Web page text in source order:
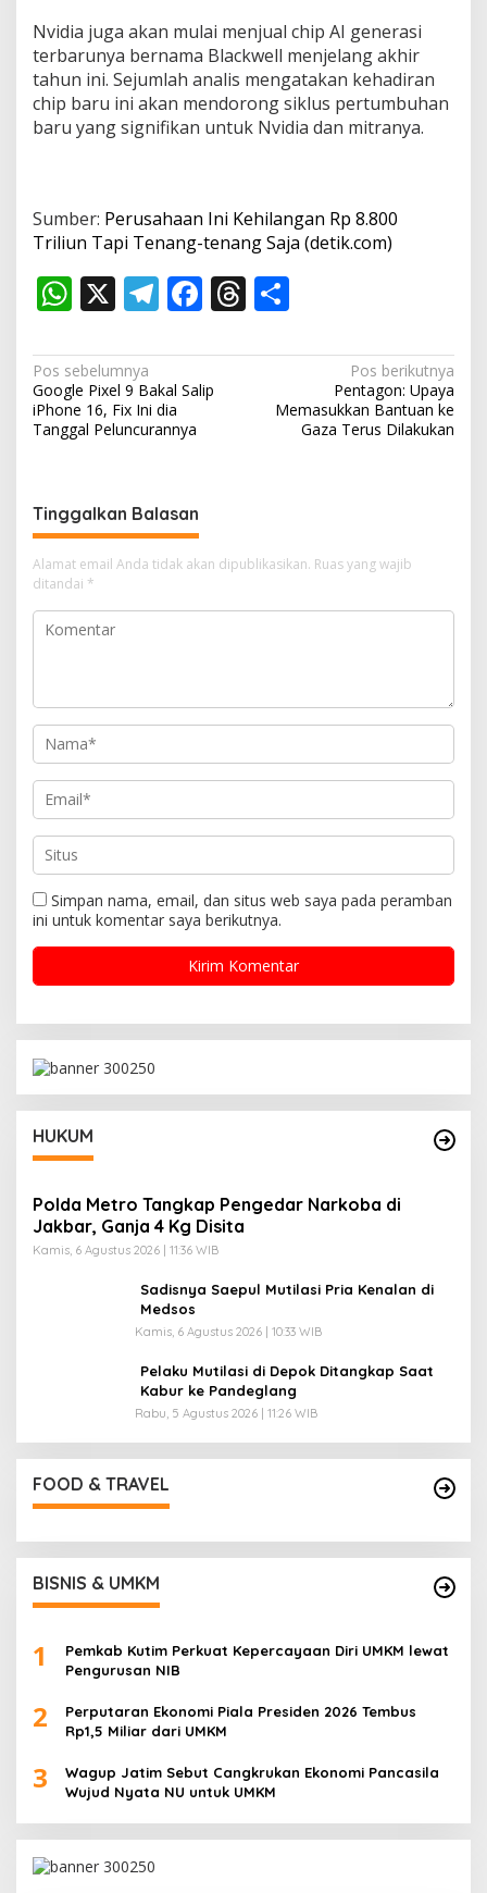
Nvidia juga akan mulai menjual chip AI generasi
terbarunya bernama Blackwell menjelang akhir
tahun ini. Sejumlah analis mengatakan kehadiran
chip baru ini akan mendorong siklus pertumbuhan
baru yang signifikan untuk Nvidia dan mitranya.
Sumber: Perusahaan Ini Kehilangan Rp 8.800
Triliun Tapi Tenang-tenang Saja (detik.com)
W
at
s
A
p
X T
e
gr
a
F
e
b
T
re ar
e
N
a
v
g
a
s
i
p
Pos sebelumnya
Google Pixel 9 Bakal Salip
iPhone 16, Fix Ini dia
Tanggal Peluncurannya
Pos berikutnya
Pentagon: Upaya
Memasukkan Bantuan ke
Gaza Terus Dilakukan
Tinggalkan Balasan
Alamat email Anda tidak akan dipublikasikan. Ruas yang wajib
ditandai *
Simpan nama, email, dan situs web saya pada peramban
ini untuk komentar saya berikutnya.
HUKUM
Polda Metro Tangkap Pengedar Narkoba di
Jakbar, Ganja 4 Kg Disita
Kamis, 6 Agustus 2026 | 11:36 WIB
Sadisnya Saepul Mutilasi Pria Kenalan di
Medsos
Kamis, 6 Agustus 2026 | 10:33 WIB
Pelaku Mutilasi di Depok Ditangkap Saat
Kabur ke Pandeglang
Rabu, 5 Agustus 2026 | 11:26 WIB
FOOD & TRAVEL
BISNIS & UMKM
1
Pemkab Kutim Perkuat Kepercayaan Diri UMKM lewat
Pengurusan NIB
2
Perputaran Ekonomi Piala Presiden 2026 Tembus
Rp1,5 Miliar dari UMKM
3
Wagup Jatim Sebut Cangkrukan Ekonomi Pancasila
Wujud Nyata NU untuk UMKM